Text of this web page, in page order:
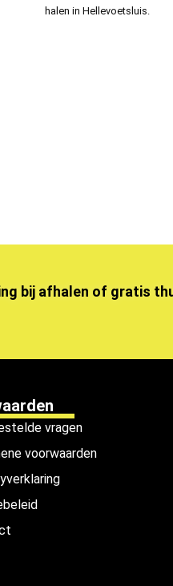
halen in Hellevoetsluis.
bij afhalen of gratis
vragen
voorwaarden